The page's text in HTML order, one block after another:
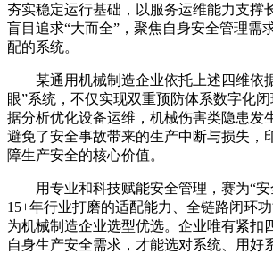
夯实稳定运行基础，以服务运维能力支撑
盲目追求“大而全”，聚焦自身安全管理需
配的系统。
某通用机械制造企业依托上述四维依
眼”系统，不仅实现双重预防体系数字化
据分析优化设备运维，机械伤害类隐患发
避免了安全事故带来的生产中断与损失，
障生产安全的核心价值。
用专业和科技赋能安全管理，赛为“
15+年行业打磨的适配能力、全链路闭环
为机械制造企业选型优选。企业唯有紧扣
自身生产安全需求，才能选对系统、用好